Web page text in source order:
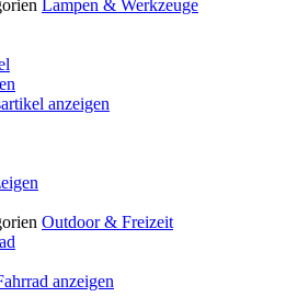
Lampen & Werkzeuge
anzeigen
Outdoor & Freizeit
anzeigen